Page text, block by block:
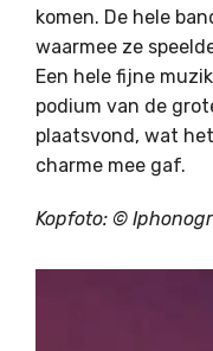
komen. De hele
waarmee ze
Een hele fijne
podium van de
plaatsvond, wat
charme mee gaf.
Kopfoto: ©